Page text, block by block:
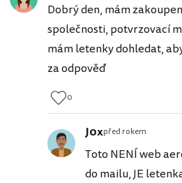
Dobrý den, mám
společnosti, potvrzovací
mám letenky dohledat,
za odpověď
0
J0xpřed rokem
Toto NENÍ web
do mailu, JE